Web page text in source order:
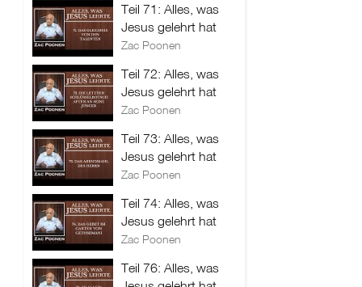
Teil 71: Alles, was
Jesus gelehrt hat
Zac Poonen
Teil 72: Alles, was
Jesus gelehrt hat
Zac Poonen
Teil 73: Alles, was
Jesus gelehrt hat
Zac Poonen
Teil 74: Alles, was
Jesus gelehrt hat
Zac Poonen
Teil 76: Alles, was